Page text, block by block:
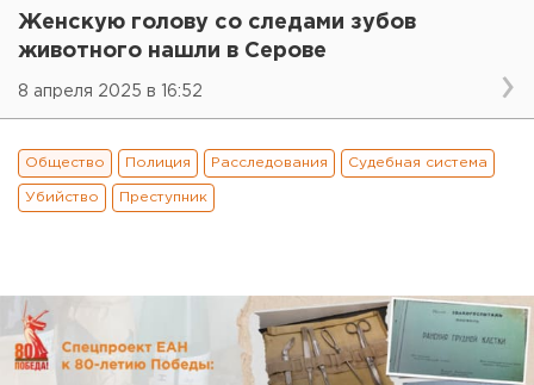
Женскую голову со следами зубов
животного нашли в Серове
8 апреля 2025 в 16:52
Общество Полиция Расследования Судебная система
Убийство Преступник